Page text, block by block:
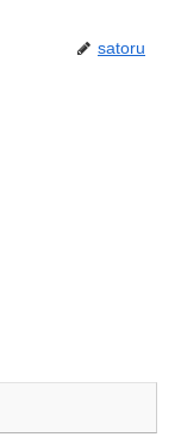
satoru